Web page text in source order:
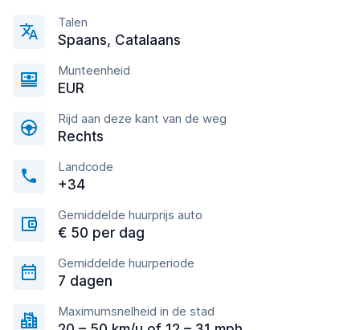
Talen
Spaans, Catalaans
Munteenheid
EUR
Rijd aan deze kant van de weg
Rechts
Landcode
+34
Gemiddelde huurprijs auto
€ 50 per dag
Gemiddelde huurperiode
7 dagen
Maximumsnelheid in de stad